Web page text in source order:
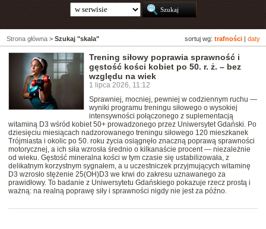
sortuj wg: trafności daty
Strona główna > Szukaj "skala"
Trening siłowy poprawia sprawność i
gęstość kości kobiet po 50. r. ż. – bez
względu na wiek
1 lipca 2026, 11:12
Sprawniej, mocniej, pewniej w codziennym ruchu —
wyniki programu treningu siłowego o wysokiej
intensywności połączonego z suplementacją
witaminą D3 wśród kobiet 50+ prowadzonego przez Uniwersytet Gdański. Po
dziesięciu miesiącach nadzorowanego treningu siłowego 120 mieszkanek
Trójmiasta i okolic po 50. roku życia osiągnęło znaczną poprawą sprawności
motorycznej, a ich siła wzrosła średnio o kilkanaście procent — niezależnie
od wieku. Gęstość mineralna kości w tym czasie się ustabilizowała, z
delikatnym korzystnym sygnałem, a u uczestniczek przyjmujących witaminę
D3 wzrosło stężenie 25(OH)D3 we krwi do zakresu uznawanego za
prawidłowy. To badanie z Uniwersytetu Gdańskiego pokazuje rzecz prostą i
ważną: na realną poprawę siły i sprawności nigdy nie jest za późno.